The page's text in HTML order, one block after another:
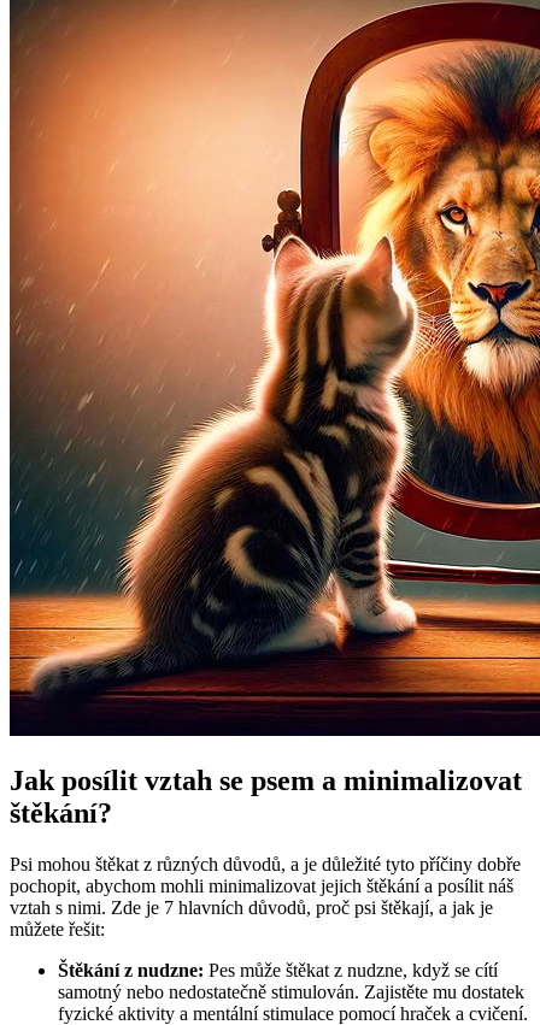
Jak posílit vztah se psem a minimalizovat
štěkání?
Psi mohou štěkat z různých důvodů, a je důležité tyto příčiny dobře
pochopit, abychom mohli minimalizovat jejich štěkání a posílit náš
vztah s nimi. Zde je 7 hlavních důvodů, proč psi štěkají, a jak je
můžete řešit:
Štěkání z nudzne: Pes může štěkat z nudzne, když se cítí
samotný nebo nedostatečně stimulován. Zajistěte mu dostatek
fyzické aktivity a mentální stimulace pomocí hraček a cvičení.